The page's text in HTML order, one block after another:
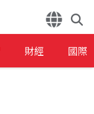
財經 國際